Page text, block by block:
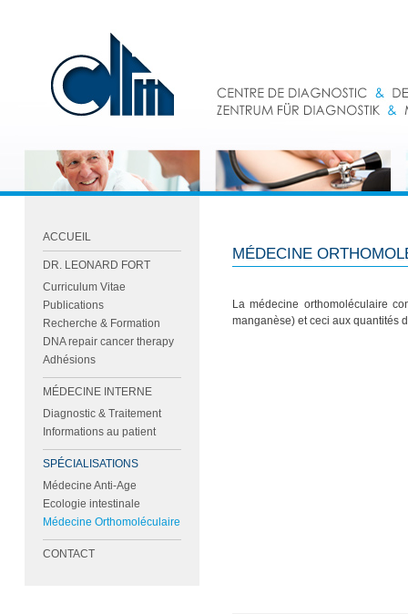
ACCUEIL
DR. LEONARD FORT
Curriculum Vitae
Publications
Recherche & Formation
DNA repair cancer therapy
Adhésions
MÉDECINE INTERNE
Diagnostic & Traitement
Informations au patient
SPÉCIALISATIONS
Médecine Anti-Age
Ecologie intestinale
Médecine Orthomoléculaire
CONTACT
MÉDECINE
La médecine orthomoléculaire
manganèse) et ceci aux quantités